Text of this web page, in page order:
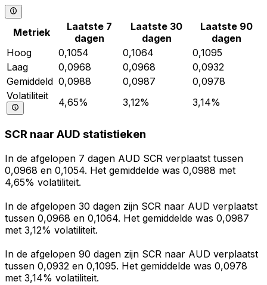
Metriek
Laatste 7
dagen
Laatste 30
dagen
Laatste 90
dagen
Hoog
0,1054 0,1064
0,1095
Laag
0,0968 0,0968
0,0932
Gemiddeld 0,0988 0,0987
0,0978
Volatiliteit
4,65% 3,12% 3,14%
SCR naar AUD statistieken
In de afgelopen 7 dagen AUD SCR verplaatst tussen
0,0968 en 0,1054. Het gemiddelde was 0,0988 met
4,65% volatiliteit.
In de afgelopen 30 dagen zijn SCR naar AUD verplaatst
tussen 0,0968 en 0,1064. Het gemiddelde was 0,0987
met 3,12% volatiliteit.
In de afgelopen 90 dagen zijn SCR naar AUD verplaatst
tussen 0,0932 en 0,1095. Het gemiddelde was 0,0978
met 3,14% volatiliteit.